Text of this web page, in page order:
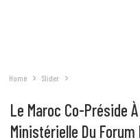
Home Slider
Le Maroc Co-Préside
Ministérielle Du